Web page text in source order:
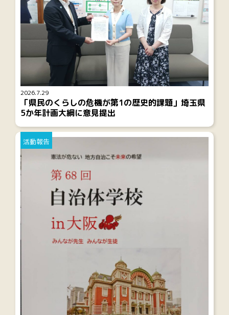
2026.7.29
「県民のくらしの危機が第1の歴史的課題」埼玉県
5か年計画大綱に意見提出
活動報告